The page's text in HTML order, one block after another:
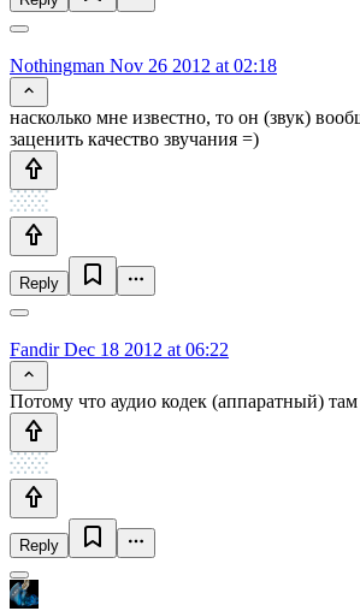
Nothingman Nov 26 2012 at 02:18
насколько мне известно, то он (звук)
заценить качество звучания =)
Reply
FandirDec 18 2012 at 06:22
Потому что аудио кодек (аппаратный)
Reply